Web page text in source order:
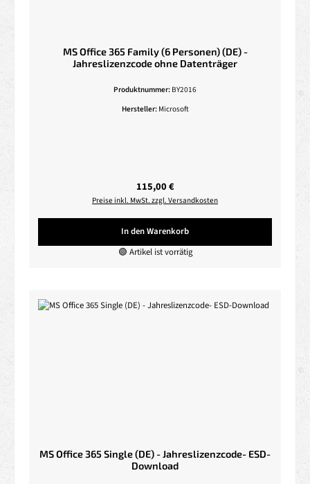
MS Office 365 Family (6 Personen) (DE) -
Jahreslizenzcode ohne Datenträger
Produktnummer: BY2016
Hersteller: Microsoft
Regulärer Preis:
115,00 €
Preise inkl. MwSt. zzgl. Versandkosten
In den Warenkorb
🟢 Artikel ist vorrätig
MS Office 365 Single (DE) - Jahreslizenzcode- ESD-
Download